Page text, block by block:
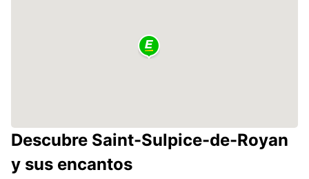
Descubre Saint-Sulpice-de-Royan
y sus encantos